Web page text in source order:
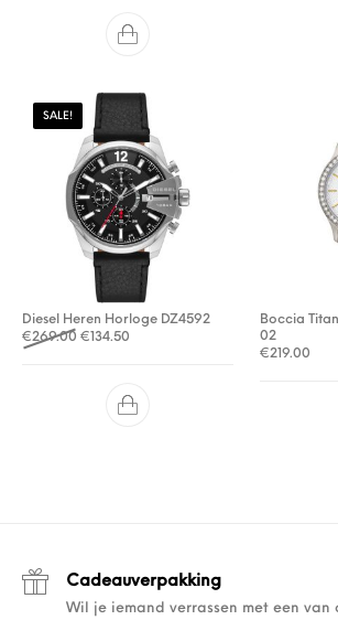
SALE!
Diesel Heren Horloge DZ4592
€269.00 Oorspronkelijke prijs was: €269.00.
€ 134.50 Huidige prijs is: €134.50.
Boccia
02
€219.00
Cadeauverpakking
Wil je iemand verrassen met een van